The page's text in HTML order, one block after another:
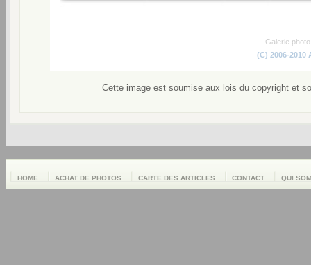
Galerie
(C) 2006-2010
Cette image est soumise aux lois du copyright et
HOME ACHAT DE PHOTOS CARTE DES ARTICLES CONTACT QUI